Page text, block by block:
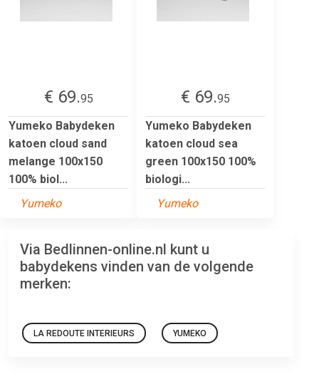
€ 69.95
Yumeko Babydeken
katoen cloud sand
melange 100x150
100% biol...
Yumeko
€ 69.95
Yumeko Babydeken
katoen cloud sea
green 100x150 100%
biologi...
Yumeko
Via Bedlinnen-online.nl kunt u
babydekens vinden van de volgende
merken:
LA REDOUTE INTERIEURS YUMEKO